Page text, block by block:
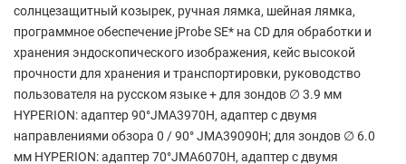
солнцезащитный козырек, ручная лямка, шейная лямка,
программное обеспечение jProbe SE* на CD для обработки и
хранения эндоскопического изображения, кейс высокой
прочности для хранения и транспортировки, руководство
пользователя на русском языке + для зондов ∅ 3.9 мм
HYPERION: адаптер 90°JMA3970H, адаптер с двумя
направлениями обзора 0 / 90° JMA39090H; для зондов ∅ 6.0
мм HYPERION: адаптер 70°JMA6070H, адаптер с двумя